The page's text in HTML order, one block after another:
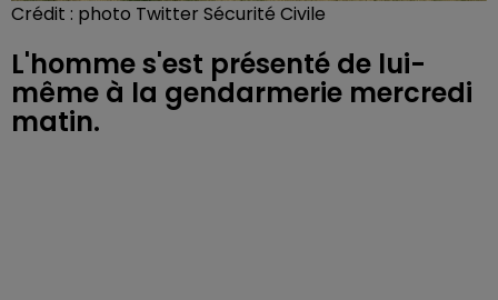
Crédit : photo Twitter Sécurité Civile
L'homme s'est présenté de lui-
même à la gendarmerie mercredi
matin.